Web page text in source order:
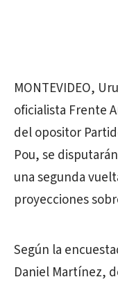
MONTEVIDEO,
oficialista Frente
del opositor
Pou, se
una segunda
proyecciones
Según la
Daniel Martínez,